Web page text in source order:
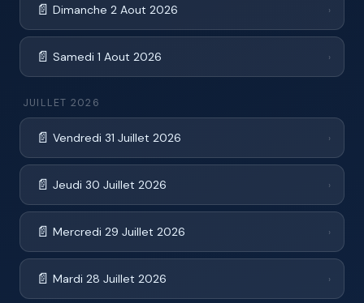
📄 Dimanche 2 Aout 2026 ›
📄 Samedi 1 Aout 2026 ›
JUILLET 2026
📄 Vendredi 31 Juillet 2026 ›
📄 Jeudi 30 Juillet 2026 ›
📄 Mercredi 29 Juillet 2026 ›
📄 Mardi 28 Juillet 2026 ›